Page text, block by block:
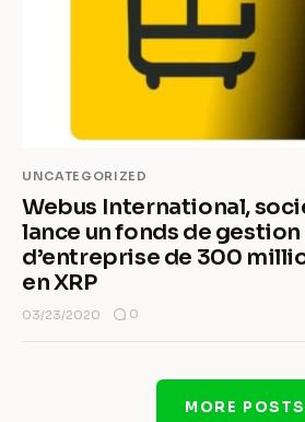
UNCATEGORIZED
Webus International,
lance un fonds de
d’entreprise de 300
en XRP
03/23/2020 0
MORE POSTS